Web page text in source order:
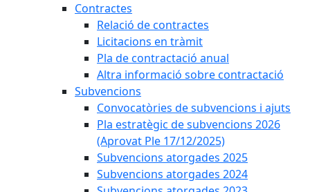
Contractes
Relació de contractes
Licitacions en tràmit
Pla de contractació anual
Altra informació sobre contractació
Subvencions
Convocatòries de subvencions i ajuts
Pla estratègic de subvencions 2026
(Aprovat Ple 17/12/2025)
Subvencions atorgades 2025
Subvencions atorgades 2024